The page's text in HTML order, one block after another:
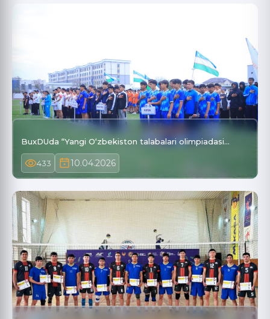
BuxDUda “Yangi O‘zbekiston talabalari olimpiadasi…
433 10.04.2026